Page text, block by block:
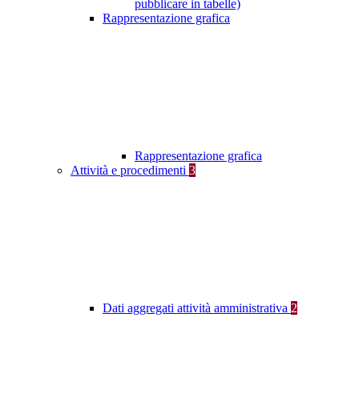
pubblicare in tabelle)
Rappresentazione grafica
Rappresentazione grafica
Attività e procedimenti 3
Dati aggregati attività amministrativa 2